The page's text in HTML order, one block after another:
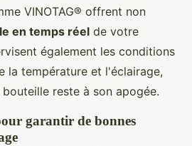
VINOTAG® offrent non
en temps réel de votre
également les conditions
la température et l'éclairage,
reste à son apogée.
garantir de bonnes